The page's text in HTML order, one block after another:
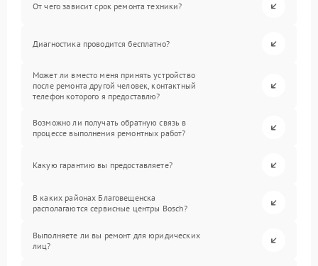
От чего зависит срок ремонта техники?
Диагностика проводится бесплатно?
Может ли вместо меня принять устройство
после ремонта другой человек, контактный
телефон которого я предоставлю?
Возможно ли получать обратную связь в
процессе выполнения ремонтных работ?
Какую гарантию вы предоставляете?
В каких районах Благовещенска
располагаются сервисные центры Bosch?
Выполняете ли вы ремонт для юридических
лиц?